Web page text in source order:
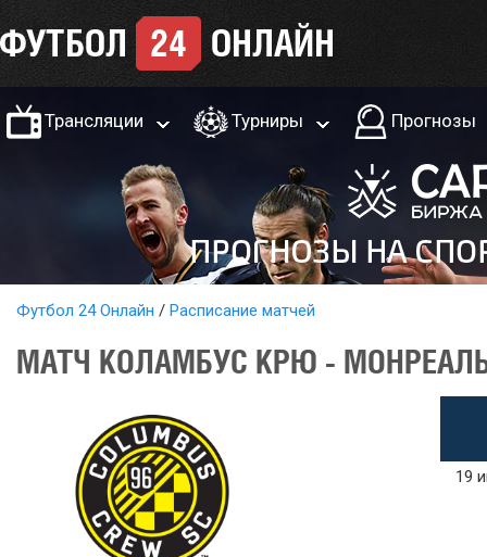
Трансляции Турниры Прогнозы
Футбол 24 Онлайн Расписание матчей
МАТЧ КОЛАМБУС КРЮ -
19